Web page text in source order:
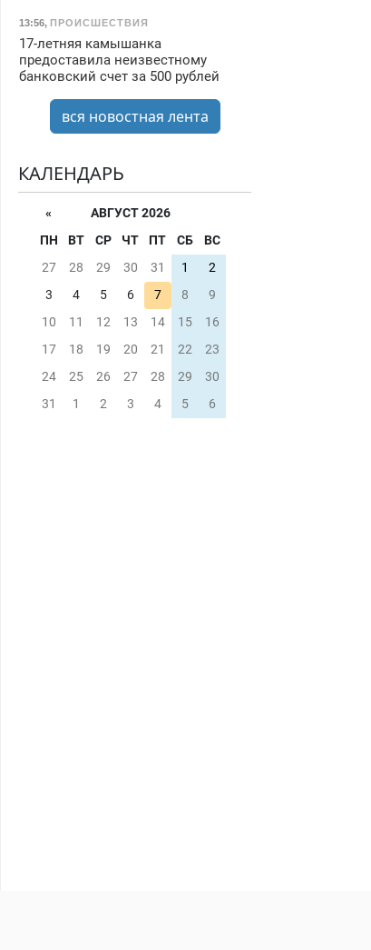
13:56, ПРОИСШЕСТВИЯ
17-летняя камышанка
предоставила неизвестному
банковский счет за 500 рублей
вся новостная лента
КАЛЕНДАРЬ
«
АВГУСТ 2026
ПН
ВТ СР ЧТ ПТ СБ
ВС
27
28 29 30 31 1
2
3
4 5 6 7 8
9
10
11 12 13 14 15
16
17
18 19 20 21 22
23
24
25 26 27 28 29
30
31
1 2 3 4 5 6